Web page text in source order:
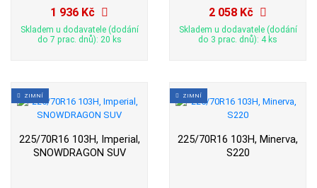
1 936 Kč
Skladem u dodavatele (dodání
do 7 prac. dnů): 20 ks
2 058 Kč
Skladem u dodavatele (dodání
do 3 prac. dnů): 4 ks
ZIMNÍ
225/70R16 103H, Imperial,
SNOWDRAGON SUV
ZIMNÍ
225/70R16 103H, Minerva,
S220